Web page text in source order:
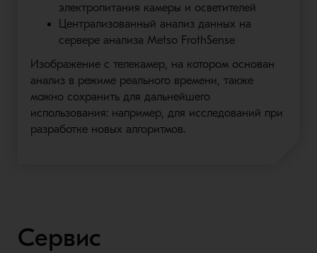
электропитания камеры и осветителей
Централизованный анализ данных на
сервере анализа Metso FrothSense
Изображение с телекамер, на котором основан
анализ в режиме реального времени, также
можно сохранить для дальнейшего
использования: например, для исследований при
разработке новых алгоритмов.
Сервис